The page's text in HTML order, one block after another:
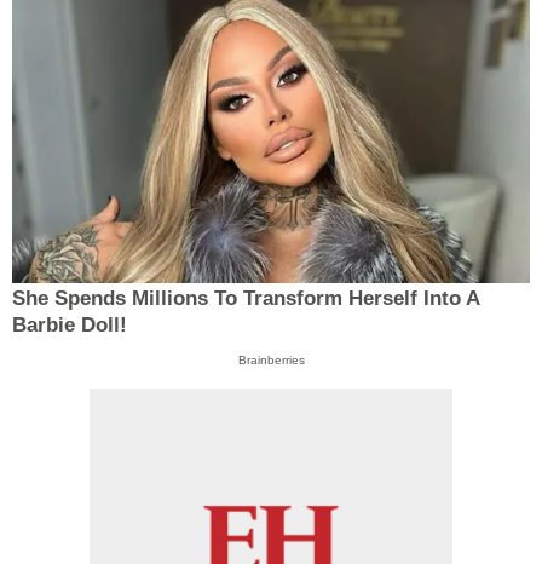
She Spends Millions To Transform Herself Into A
Barbie Doll!
Brainberries